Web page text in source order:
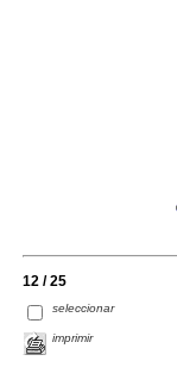
12 / 25
seleccionar
imprimir